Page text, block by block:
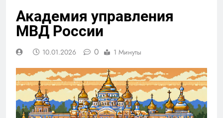
Академия управления
МВД России
10.01.2026 0 1 Минуты